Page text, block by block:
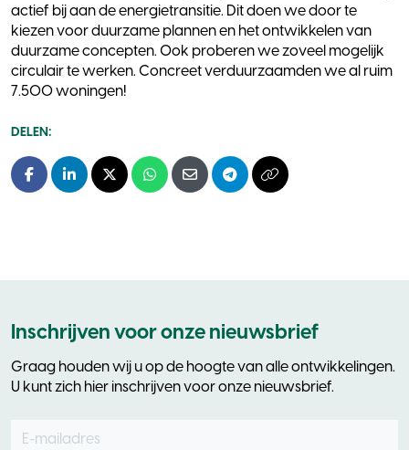
actief bij aan de energietransitie. Dit doen we door te
kiezen voor duurzame plannen en het ontwikkelen van
duurzame concepten. Ook proberen we zoveel mogelijk
circulair te werken. Concreet verduurzaamden we al ruim
7.500 woningen!
DELEN:
Facebook
LinkedInX - TwitterWhatsapp
E-mailTelegramKopieer naar
Inschrijven voor onze nieuwsbrief
Graag houden wij u op de hoogte van alle ontwikkelingen.
U kunt zich hier inschrijven voor onze nieuwsbrief.
Leave